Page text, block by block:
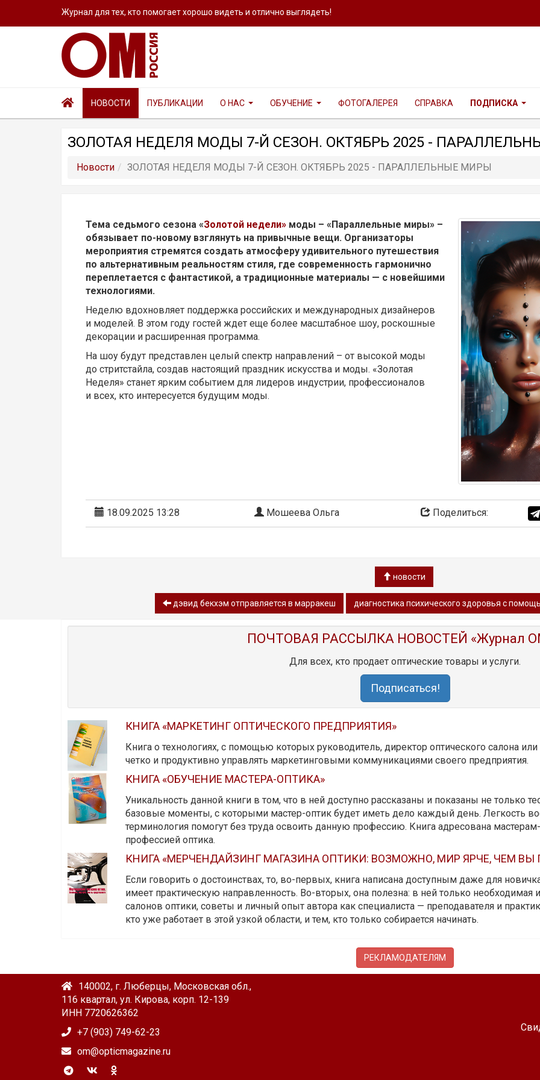
Журнал для тех, кто помогает хорошо видеть и отлично выглядеть!
НОВОСТИ ПУБЛИКАЦИИ О НАС ОБУЧЕНИЕ ФОТОГАЛЕРЕЯ СПРАВКА ПОДПИСКА
ЗОЛОТАЯ НЕДЕЛЯ МОДЫ 7-Й СЕЗОН. ОКТЯБРЬ 2025 -
Новости ЗОЛОТАЯ НЕДЕЛЯ МОДЫ 7-Й СЕЗОН. ОКТЯБРЬ 2025 - ПАРАЛЛЕЛЬНЫЕ МИРЫ
Тема седьмого сезона «Золотой недели» моды – «Параллельные миры» –
обязывает по-новому взглянуть на привычные вещи. Организаторы
мероприятия стремятся создать атмосферу удивительного путешествия
по альтернативным реальностям стиля, где современность гармонично
переплетается с фантастикой, а традиционные материалы — с новейшими
технологиями.
Неделю вдохновляет поддержка российских и международных дизайнеров
и моделей. В этом году гостей ждет еще более масштабное шоу, роскошные
декорации и расширенная программа.
На шоу будут представлен целый спектр направлений – от высокой моды
до стритстайла, создав настоящий праздник искусства и моды. «Золотая
Неделя» станет ярким событием для лидеров индустрии, профессионалов
и всех, кто интересуется будущим моды.
18.09.2025 13:28 Мошеева Ольга Поделиться:
новости
дэвид бекхэм отправляется в марракеш диагностика психического здоровья с
ПОЧТОВАЯ РАССЫЛКА НОВОСТЕЙ «Журнал
Для всех, кто продает оптические товары и услуги.
Подписаться!
КНИГА «МАРКЕТИНГ ОПТИЧЕСКОГО ПРЕДПРИЯТИЯ»
Книга о технологиях, с помощью которых руководитель, директор оптического салона
четко и продуктивно управлять маркетинговыми коммуникациями своего предприятия.
КНИГА «ОБУЧЕНИЕ МАСТЕРА-ОПТИКА»
Уникальность данной книги в том, что в ней доступно рассказаны и показаны не только
базовые моменты, с которыми мастер-оптик будет иметь дело каждый день. Легкость
терминология помогут без труда освоить данную профессию. Книга адресована
профессией оптика.
КНИГА «МЕРЧЕНДАЙЗИНГ МАГАЗИНА ОПТИКИ: ВОЗМОЖНО, МИР ЯРЧЕ, ЧЕМ ВЫ
Если говорить о достоинствах, то, во-первых, книга написана доступным даже для
имеет практическую направленность. Во-вторых, она полезна: в ней только необходимая
салонов оптики, советы и личный опыт автора как специалиста — преподавателя и
кто уже работает в этой узкой области, и тем, кто только собирается начинать.
РЕКЛАМОДАТЕЛЯМ
140002, г. Люберцы, Московская обл.,
116 квартал, ул. Кирова, корп. 12-139
ИНН 7720626362
+7 (903) 749-62-23
om@opticmagazine.ru